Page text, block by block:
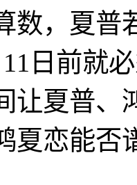
数，夏普
日前就
让夏普、
夏恋能否